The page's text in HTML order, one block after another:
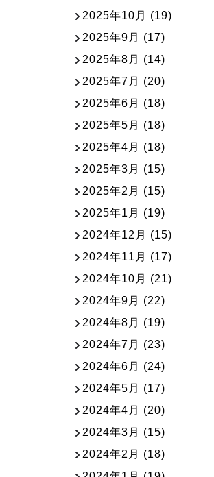
2025年10月 (19)
2025年9月 (17)
2025年8月 (14)
2025年7月 (20)
2025年6月 (18)
2025年5月 (18)
2025年4月 (18)
2025年3月 (15)
2025年2月 (15)
2025年1月 (19)
2024年12月 (15)
2024年11月 (17)
2024年10月 (21)
2024年9月 (22)
2024年8月 (19)
2024年7月 (23)
2024年6月 (24)
2024年5月 (17)
2024年4月 (20)
2024年3月 (15)
2024年2月 (18)